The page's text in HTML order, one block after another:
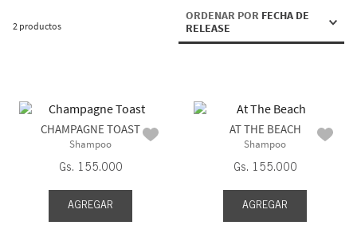
2 productos
ORDENAR POR FECHA DE
RELEASE
CHAMPAGNE TOAST
Shampoo
Gs. 155.000
AGREGAR
AT THE BEACH
Shampoo
Gs. 155.000
AGREGAR